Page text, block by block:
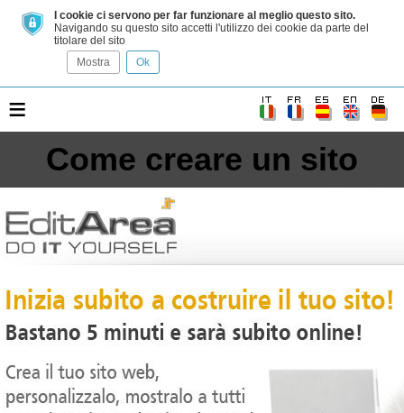
I cookie ci servono per far funzionare al meglio questo sito.
Navigando su questo sito accetti l'utilizzo dei cookie da parte del
titolare del sito
Mostra
Ok
≡
Come creare un sito